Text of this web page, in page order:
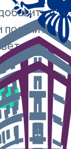
в
получить
и